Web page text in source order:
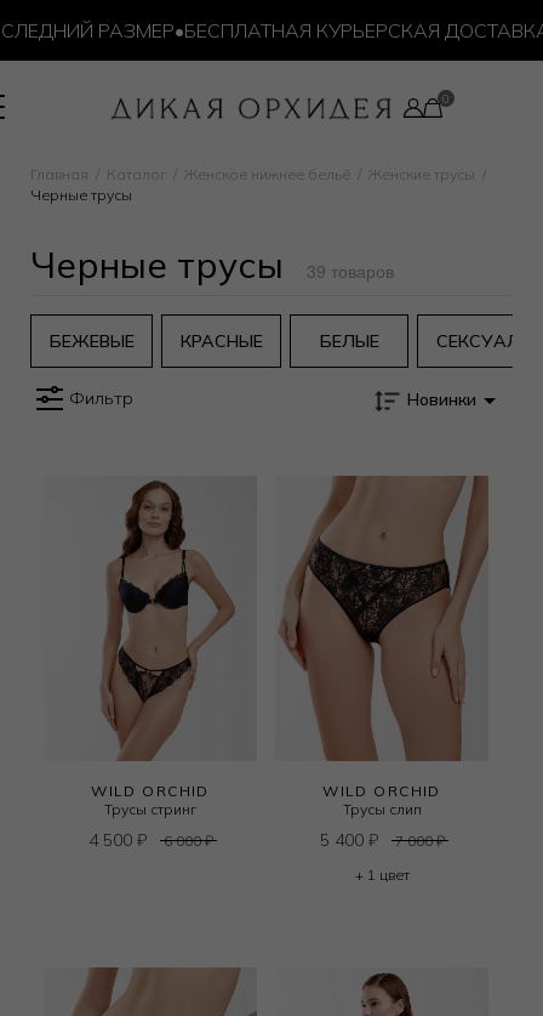
РАЗМЕР•БЕСПЛАТНАЯ КУРЬЕРСКАЯ ДОСТАВКА
Главная Каталог Женское нижнее бельё
Женские трусы
Черные трусы
Черные трусы 39 товаров
БЕЖЕВЫЕ КРАСНЫЕ БЕЛЫЕ
Фильтр Новинки
WILD ORCHID
Трусы стринг
4 500 ₽ 6 000₽
WILD ORCHID
Трусы слип
5 400 ₽ 7 000₽
+ 1 цвет